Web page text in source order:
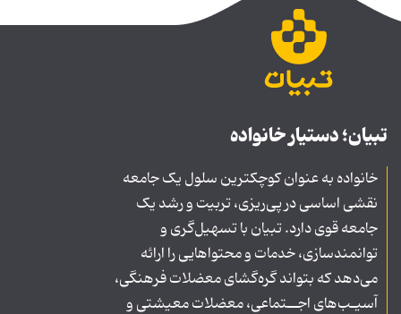
تبیان؛ دستیار خانواده
خانواده به عنوان کوچکترین سلول یک جامعه
نقشی اساسی در پی‌ریزی، تربیت و رشد یک
جامعه قوی دارد. تبیان با تسهیل‌گری و
توانمندسازی، خدمات و محتواهایی را ارائه
می‌دهد که بتواند گره‌گشای معضلات فرهنگی،
آسیـب‌های اجــتماعی، معضلات معیشتی و